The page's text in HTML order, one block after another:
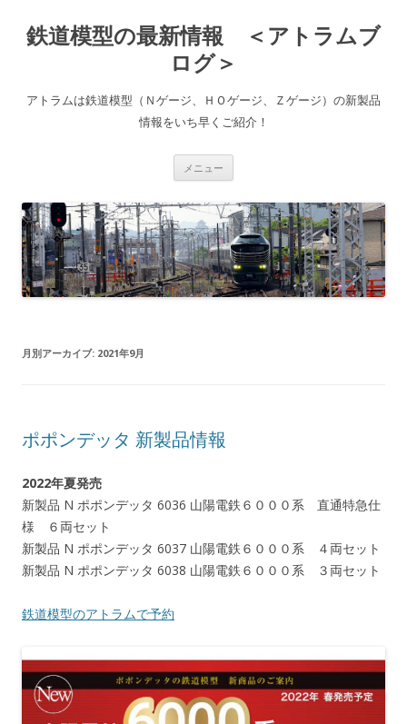
鉄道模型の最新情報 ＜アトラムブ
ログ＞
アトラムは鉄道模型（Ｎゲージ、ＨＯゲージ、Ｚゲージ）の新製品
情報をいち早くご紹介！
メニュー
ン
ツ
へ
ス
キ
ッ
プ
月別アーカイブ: 2021年9月
ポポンデッタ 新製品情報
2022年夏発売
新製品 N ポポンデッタ 6036 山陽電鉄６０００系 直通特急仕
様 ６両セット
新製品 N ポポンデッタ 6037 山陽電鉄６０００系 ４両セット
新製品 N ポポンデッタ 6038 山陽電鉄６０００系 ３両セット
鉄道模型のアトラムで予約